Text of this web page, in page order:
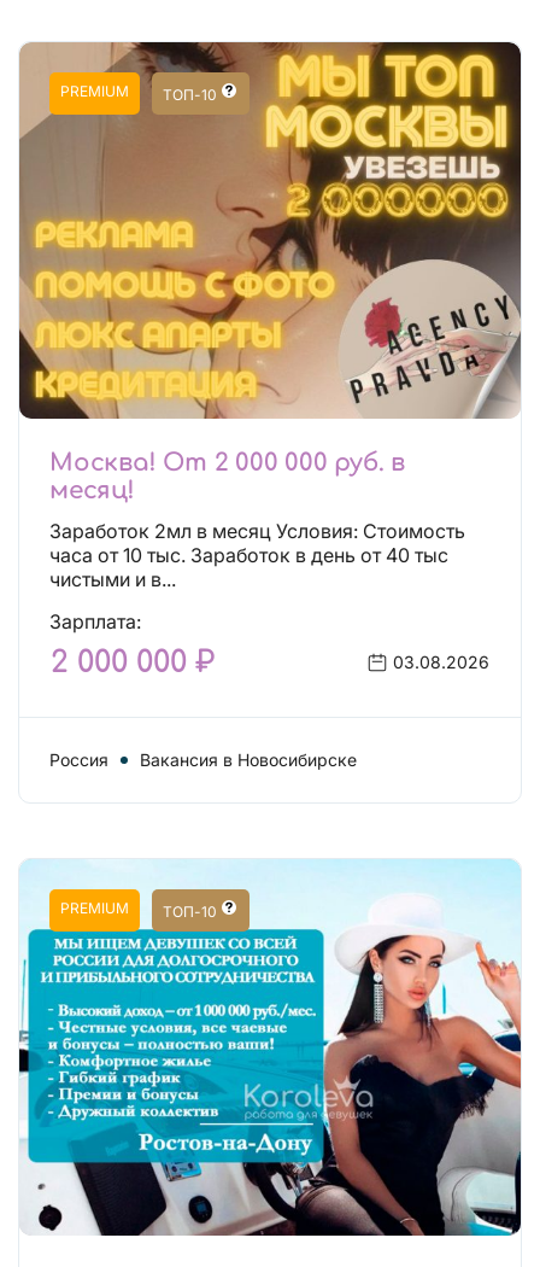
PREMIUM ТОП-10
Москва! От 2 000 000 руб. в
месяц!
Заработок 2мл в месяц Условия: Стоимость
часа от 10 тыс. Заработок в день от 40 тыс
чистыми и в...
Зарплата:
2 000 000 ₽ 03.08.2026
Россия Вакансия в Новосибирске
PREMIUM ТОП-10